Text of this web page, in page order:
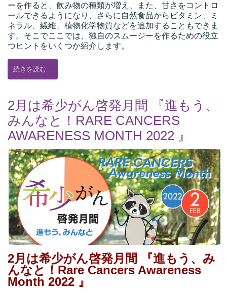
ーを作ると、飲み物の種類が増え、また、甘さをコントロ
ールできるようになり、さらに自然食品からビタミン、ミ
ネラル、繊維、植物化学物質などを追加することもできま
す。そこでここでは、独自のスムージーを作るための役立
つヒントをいくつか紹介します。
続きを読む...
2月は希少がん啓発月間 『進もう、
みんなと！RARE CANCERS
AWARENESS MONTH 2022 』
2月は希少がん啓発月間 『進もう、み
んなと！Rare Cancers Awareness
Month 2022 』